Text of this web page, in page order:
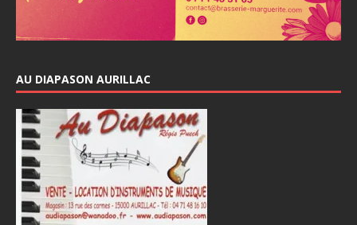
AU DIAPASON AURILLAC